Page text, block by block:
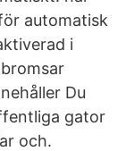
automatisk
i
Du
gator
och.